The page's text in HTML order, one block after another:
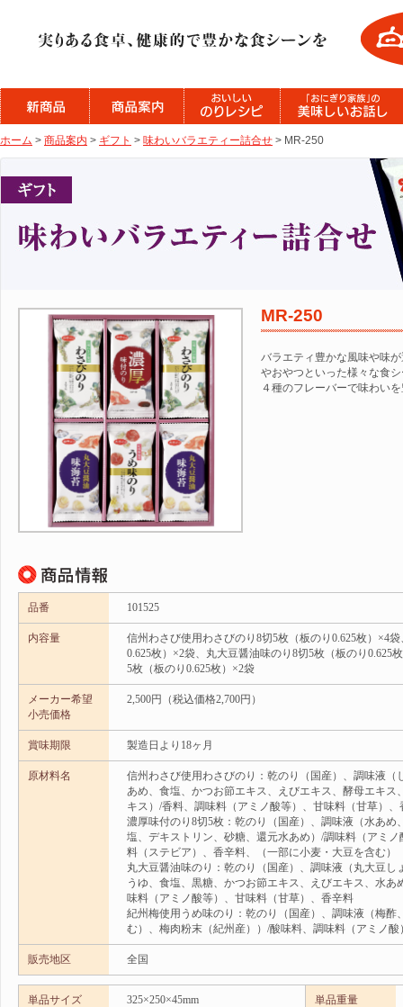
ホーム > 商品案内 > ギフト > 味わいバラエティー詰合せ > MR-250
MR-250
バラエティ豊かな風味や味
やおやつといった様々な食
４種のフレーバーで味わい
品番 101525
内容量
信州わさび使用わさびのり8切5枚（板のり0.625枚）×4
0.625枚）×2袋、丸大豆醤油味のり8切5枚（板のり0.625
5枚（板のり0.625枚）×2袋
メーカー希望
小売価格
2,500円（税込価格2,700円）
賞味期限 製造日より18ヶ月
原材料名
信州わさび使用わさびのり：乾のり（国産）、調味液（
あめ、食塩、かつお節エキス、えびエキス、酵母エキス
キス）/香料、調味料（アミノ酸等）、甘味料（甘草）、
濃厚味付のり8切5枚：乾のり（国産）、調味液（水あめ
塩、デキストリン、砂糖、還元水あめ）/調味料（アミ
料（ステビア）、香辛料、（一部に小麦・大豆を含む）
丸大豆醤油味のり：乾のり（国産）、調味液（丸大豆し
うゆ、食塩、黒糖、かつお節エキス、えびエキス、水
味料（アミノ酸等）、甘味料（甘草）、香辛料
紀州梅使用うめ味のり：乾のり（国産）、調味液（梅酢
む）、梅肉粉末（紀州産））/酸味料、調味料（アミノ
販売地区 全国
単品サイズ 325×250×45mm 単品重量